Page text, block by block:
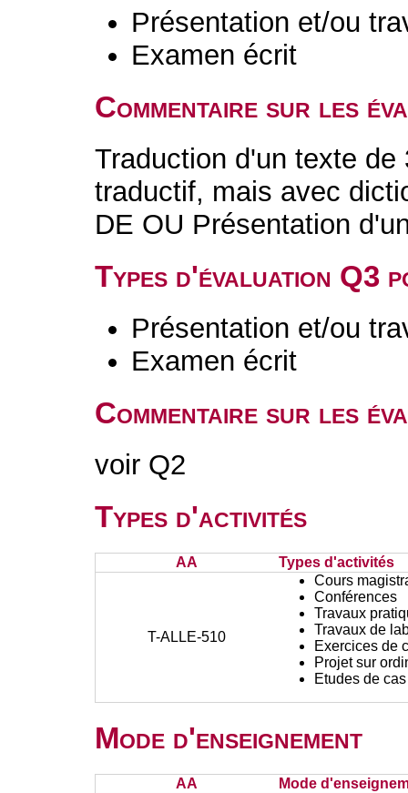
Présentation et/ou
Examen écrit
Commentaire sur les
Traduction d'un texte
traductif, mais avec
DE OU Présentation
Types d'évaluation Q3
Présentation et/ou
Examen écrit
Commentaire sur les
voir Q2
Types d'activités
AA Types d'activités
T-ALLE-510
Cours
Conférences
Travaux
Travaux de
Exercices de
Projet sur
Etudes de cas
Mode d'enseignement
AA
Mode